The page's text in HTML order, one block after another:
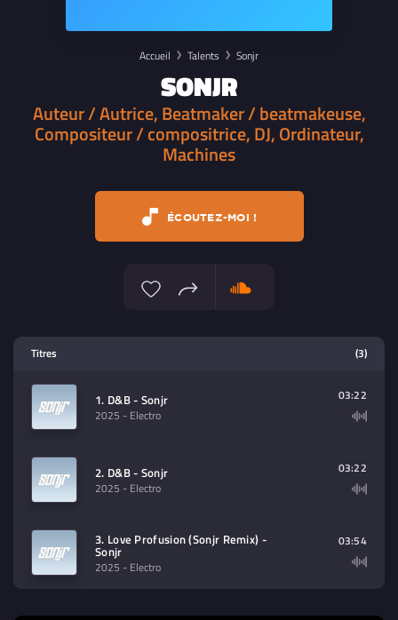
Accueil Talents Sonjr
SONJR
Auteur / Autrice, Beatmaker / beatmakeuse,
Compositeur / compositrice, DJ, Ordinateur,
Machines
ÉCOUTEZ-MOI !
contenu à lire (audio/video)
Titres (3)
1. D&B - Sonjr
2025 - Electro
03:22
2. D&B - Sonjr
2025 - Electro
03:22
3. Love Profusion (Sonjr Remix) -
Sonjr
2025 - Electro
03:54